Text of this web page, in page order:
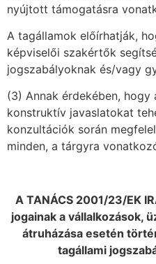
nyújtott támogatásra
A tagállamok előírhatják,
képviselői szakértők
jogszabályoknak és/vagy
(3) Annak érdekében,
konstruktív javaslatokat
konzultációk során
minden, a tárgyra
A TANÁCS 2001/23/EK
jogainak a vállalkozások,
átruházása esetén
tagállami